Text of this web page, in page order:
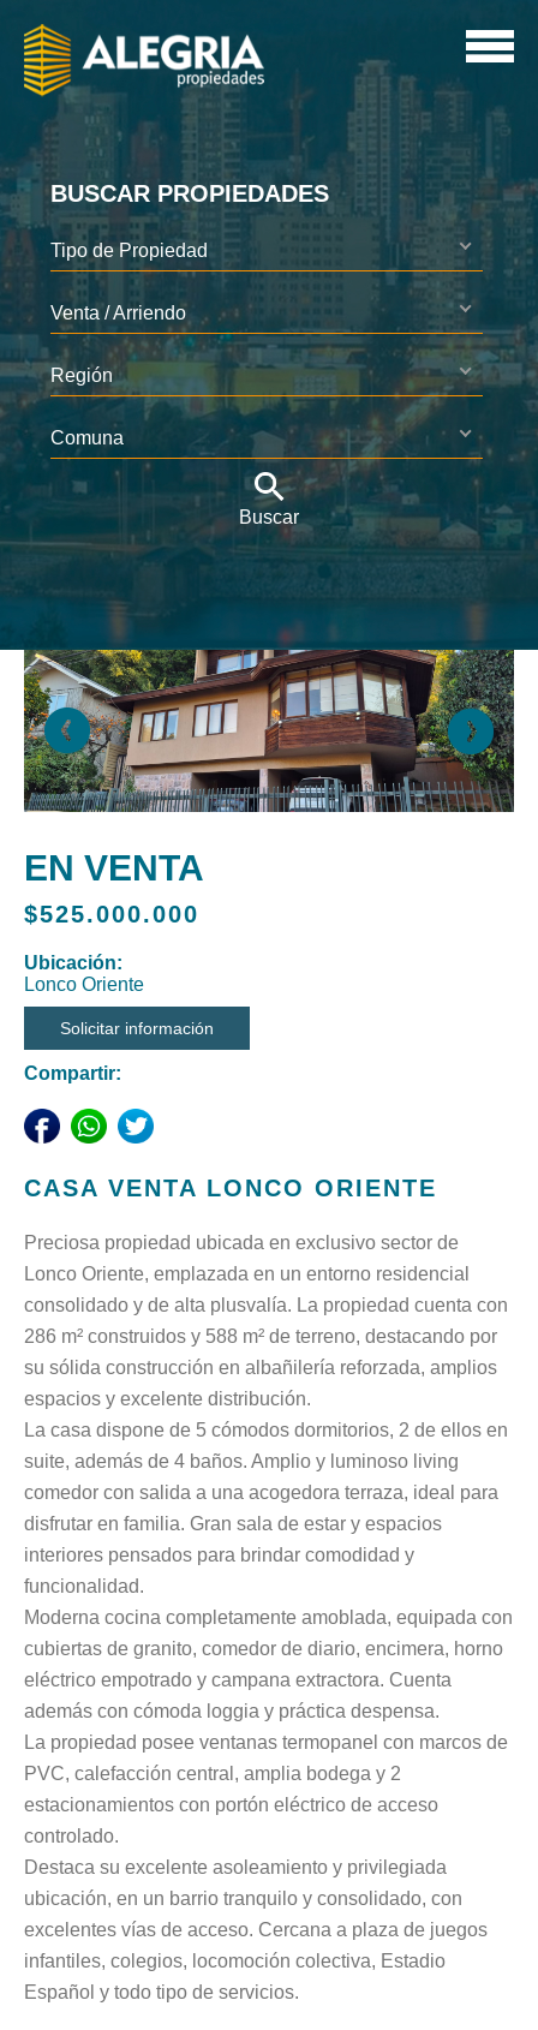
BUSCAR PROPIEDADES
Tipo de Propiedad
Venta / Arriendo
Región
Comuna
Buscar
CASA VENTA LONCO ORIENTE
Preciosa propiedad ubicada en exclusivo sector de
Lonco Oriente, emplazada en un entorno residencial
consolidado y de alta plusvalía. La propiedad cuenta con
286 m² construidos y 588 m² de terreno, destacando por
su sólida construcción en albañilería reforzada, amplios
espacios y excelente distribución.
La casa dispone de 5 cómodos dormitorios, 2 de ellos en
suite, además de 4 baños. Amplio y luminoso living
comedor con salida a una acogedora terraza, ideal para
disfrutar en familia. Gran sala de estar y espacios
interiores pensados para brindar comodidad y
funcionalidad.
Moderna cocina completamente amoblada, equipada con
cubiertas de granito, comedor de diario, encimera, horno
eléctrico empotrado y campana extractora. Cuenta
además con cómoda loggia y práctica despensa.
La propiedad posee ventanas termopanel con marcos de
PVC, calefacción central, amplia bodega y 2
estacionamientos con portón eléctrico de acceso
controlado.
Destaca su excelente asoleamiento y privilegiada
ubicación, en un barrio tranquilo y consolidado, con
excelentes vías de acceso. Cercana a plaza de juegos
infantiles, colegios, locomoción colectiva, Estadio
Español y todo tipo de servicios.
EN VENTA
$525.000.000
Ubicación:
Lonco Oriente
Solicitar información
Compartir: